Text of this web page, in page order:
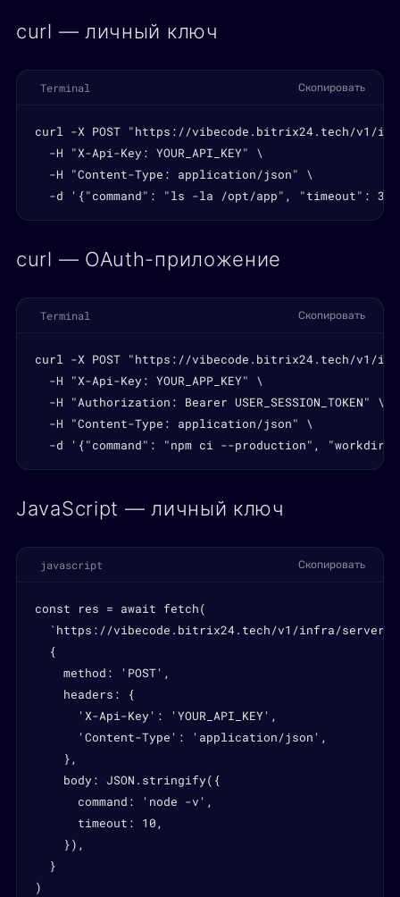
curl — личный ключ
Terminal Скопировать
curl -X POST "https://vibecode.bitrix24.tech/v1/
  -H "X-Api-Key: YOUR_API_KEY" \
  -H "Content-Type: application/json" \
-d '{"command": "ls -la /opt/app", "timeout":
curl — OAuth-приложение
Terminal Скопировать
curl -X POST "https://vibecode.bitrix24.tech/v1/
  -H "X-Api-Key: YOUR_APP_KEY" \
  -H "Authorization: Bearer USER_SESSION_TOKEN" \
  -H "Content-Type: application/json" \
-d '{"command": "npm ci --production",
JavaScript — личный ключ
javascript Скопировать
const res = await fetch(
`https://vibecode.bitrix24.tech/v1/infra/
  {
    method: 'POST',
    headers: {
      'X-Api-Key': 'YOUR_API_KEY',
      'Content-Type': 'application/json',
    },
    body: JSON.stringify({
      command: 'node -v',
      timeout: 10,
    }),
  }
)